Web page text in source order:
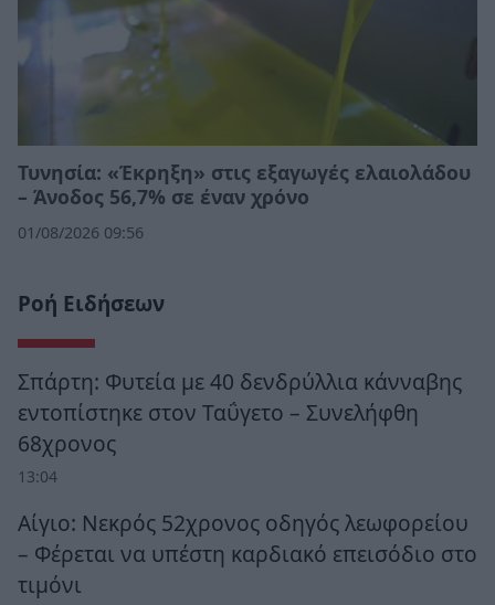
Τυνησία: «Έκρηξη» στις εξαγωγές ελαιολάδου
– Άνοδος 56,7% σε έναν χρόνο
01/08/2026 09:56
Ροή Ειδήσεων
Σπάρτη: Φυτεία με 40 δενδρύλλια κάνναβης
εντοπίστηκε στον Ταΰγετο – Συνελήφθη
68χρονος
13:04
Αίγιο: Νεκρός 52χρονος οδηγός λεωφορείου
– Φέρεται να υπέστη καρδιακό επεισόδιο στο
τιμόνι